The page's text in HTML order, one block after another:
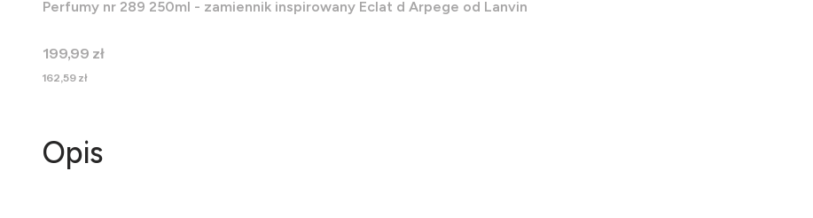
Perfumy nr 289 250ml - zamiennik inspirowany Eclat d Arpege od Lanvin
Cena
199,99 zł
Cena
162,59 zł
Opis